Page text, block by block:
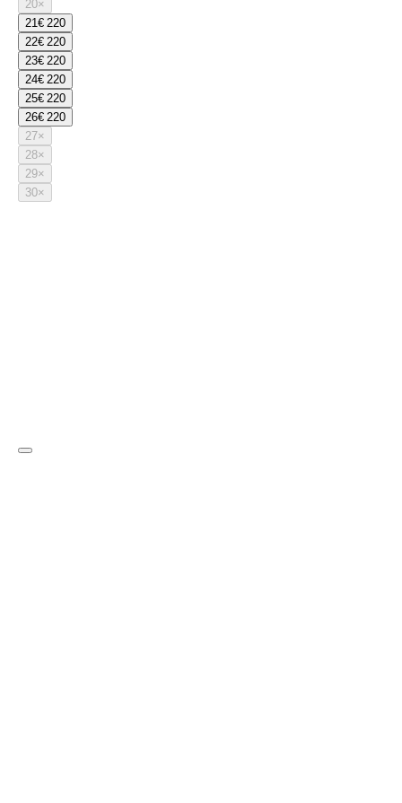
20×
21€ 220
22€ 220
23€ 220
24€ 220
25€ 220
26€ 220
27×
28×
29×
30×